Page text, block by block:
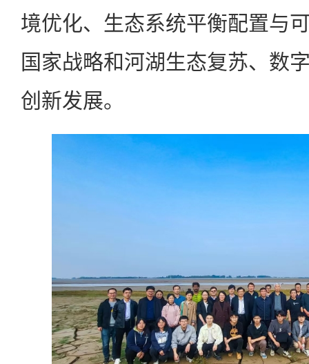
境优化、生态系统平衡配置与
国家战略和河湖生态复苏、数
创新发展。